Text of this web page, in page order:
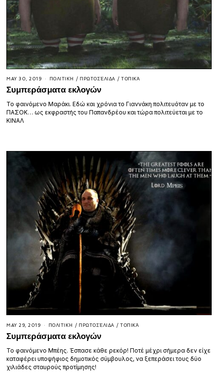
MAY 30, 2019 ΠΟΛΙΤΙΚΉ / ΠΡΩΤΟΣΈΛΙΔΑ / ΤΟΠΙΚΆ
Συμπεράσματα εκλογών
Το φαινόμενο Μαράκι. Εδώ και χρόνια το Γιαννάκη πολιτευόταν με το
ΠΑΣΟΚ… ως εκφραστής του Παπανδρέου και τώρα πολιτεύεται με το
ΚΙΝΑΛ
MAY 29, 2019 ΠΟΛΙΤΙΚΉ / ΠΡΩΤΟΣΈΛΙΔΑ / ΤΟΠΙΚΆ
Συμπεράσματα εκλογών
Το φαινόμενο Μπέης. Έσπασε κάθε ρεκόρ! Ποτέ μέχρι σήμερα δεν είχε
καταφέρει υποψήφιος δημοτικός σύμβουλος, να ξεπεράσει τους δύο
χιλιάδες σταυρούς προτίμησης!